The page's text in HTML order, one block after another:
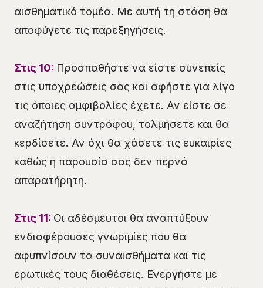
αισθηματικό τομέα. Με αυτή τη στάση θα
αποφύγετε τις παρεξηγήσεις.
Στις 10: Προσπαθήστε να είστε συνεπείς
στις υποχρεώσεις σας και αφήστε για λίγο
τις όποιες αμφιβολίες έχετε. Αν είστε σε
αναζήτηση συντρόφου, τολμήσετε και θα
κερδίσετε. Αν όχι θα χάσετε τις ευκαιρίες
καθώς η παρουσία σας δεν περνά
απαρατήρητη.
Στις 11: Οι αδέσμευτοι θα αναπτύξουν
ενδιαφέρουσες γνωριμίες που θα
αφυπνίσουν τα συναισθήματα και τις
ερωτικές τους διαθέσεις. Ενεργήστε με